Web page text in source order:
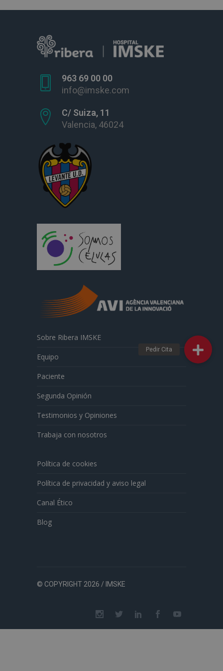
963 69 00 00
info@imske.com
C/ Suiza, 11
Valencia, 46024
Sobre Ribera IMSKE
Equipo
Paciente
Segunda Opinión
Testimonios y Opiniones
Trabaja con nosotros
Política de cookies
Política de privacidad y aviso legal
Canal Ético
Blog
© COPYRIGHT 2026 / IMSKE